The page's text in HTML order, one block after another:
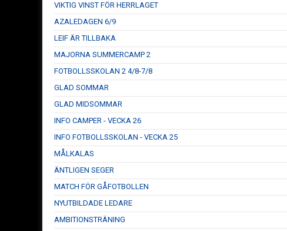
VIKTIG VINST FÖR HERRLAGET
AZALEDAGEN 6/9
LEIF ÄR TILLBAKA
MAJORNA SUMMERCAMP 2
FOTBOLLSSKOLAN 2 4/8-7/8
GLAD SOMMAR
GLAD MIDSOMMAR
INFO CAMPER - VECKA 26
INFO FOTBOLLSSKOLAN - VECKA 25
MÅLKALAS
ÄNTLIGEN SEGER
MATCH FÖR GÅFOTBOLLEN
NYUTBILDADE LEDARE
AMBITIONSTRÄNING